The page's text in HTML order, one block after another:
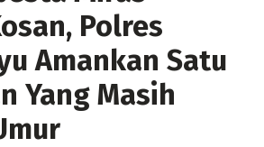
Polres
Amankan Satu
Yang Masih